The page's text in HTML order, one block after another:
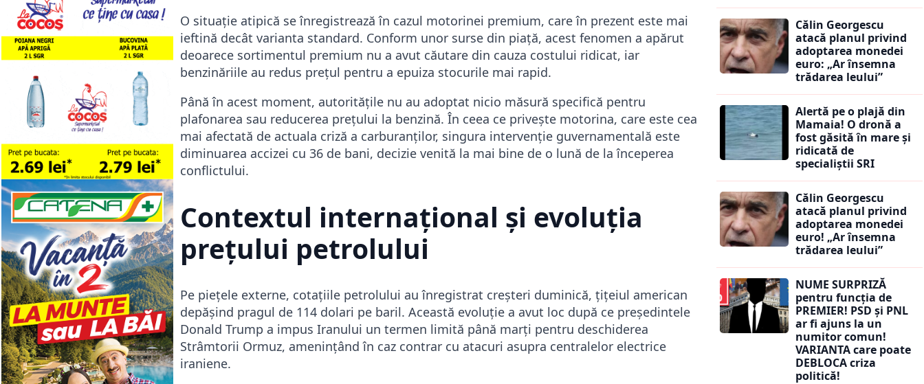
O situație atipică se înregistrează în cazul motorinei premium, care în prezent este mai
ieftină decât varianta standard. Conform unor surse din piață, acest fenomen a apărut
deoarece sortimentul premium nu a avut căutare din cauza costului ridicat, iar
benzinăriile au redus prețul pentru a epuiza stocurile mai rapid.
Până în acest moment, autoritățile nu au adoptat nicio măsură specifică pentru
plafonarea sau reducerea prețului la benzină. În ceea ce privește motorina, care este cea
mai afectată de actuala criză a carburanților, singura intervenție guvernamentală este
diminuarea accizei cu 36 de bani, decizie venită la mai bine de o lună de la începerea
conflictului.
Contextul internațional și evoluția
prețului petrolului
Pe piețele externe, cotațiile petrolului au înregistrat creșteri duminică, țițeiul american
depășind pragul de 114 dolari pe baril. Această evoluție a avut loc după ce președintele
Donald Trump a impus Iranului un termen limită până marți pentru deschiderea
Strâmtorii Ormuz, amenințând în caz contrar cu atacuri asupra centralelor electrice
iraniene.
Călin Georgescu
atacă planul privind
adoptarea monedei
euro: „Ar însemna
trădarea leului”
Alertă pe o plajă din
Mamaia! O dronă a
fost găsită în mare și
ridicată de
specialiștii SRI
Călin Georgescu
atacă planul privind
adoptarea monedei
euro! „Ar însemna
trădarea leului”
NUME SURPRIZĂ
pentru funcția de
PREMIER! PSD și PNL
ar fi ajuns la un
numitor comun!
VARIANTA care poate
DEBLOCA criza
politică!